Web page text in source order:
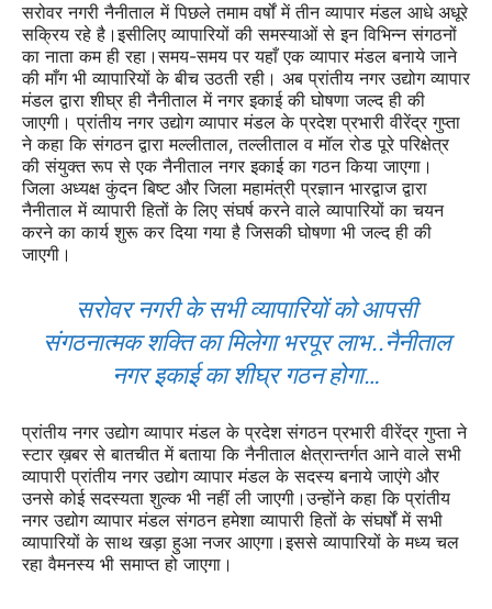
सरोवर नगरी नैनीताल में पिछले तमाम वर्षों में तीन व्यापार मंडल आधे अधूरे
सक्रिय रहे है।इसीलिए व्यापारियों की समस्याओं से इन विभिन्न संगठनों
का नाता कम ही रहा।समय-समय पर यहाँ एक व्यापार मंडल बनाये जाने
की माँग भी व्यापारियों के बीच उठती रही। अब प्रांतीय नगर उद्योग व्यापार
मंडल द्वारा शीघ्र ही नैनीताल में नगर इकाई की घोषणा जल्द ही की
जाएगी। प्रांतीय नगर उद्योग व्यापार मंडल के प्रदेश प्रभारी वीरेंद्र गुप्ता
ने कहा कि संगठन द्वारा मल्लीताल, तल्लीताल व मॉल रोड पूरे परिक्षेत्र
की संयुक्त रूप से एक नैनीताल नगर इकाई का गठन किया जाएगा।
जिला अध्यक्ष कुंदन बिष्ट और जिला महामंत्री प्रज्ञान भारद्वाज द्वारा
नैनीताल में व्यापारी हितों के लिए संघर्ष करने वाले व्यापारियों का चयन
करने का कार्य शुरू कर दिया गया है जिसकी घोषणा भी जल्द ही की
जाएगी।
सरोवर नगरी के सभी व्यापारियों को आपसी
संगठनात्मक शक्ति का मिलेगा भरपूर लाभ..नैनीताल
नगर इकाई का शीघ्र गठन होगा…
प्रांतीय नगर उद्योग व्यापार मंडल के प्रदेश संगठन प्रभारी वीरेंद्र गुप्ता ने
स्टार ख़बर से बातचीत में बताया कि नैनीताल क्षेत्रान्तर्गत आने वाले सभी
व्यापारी प्रांतीय नगर उद्योग व्यापार मंडल के सदस्य बनाये जाएंगे और
उनसे कोई सदस्यता शुल्क भी नहीं ली जाएगी।उन्होंने कहा कि प्रांतीय
नगर उद्योग व्यापार मंडल संगठन हमेशा व्यापारी हितों के संघर्षों में सभी
व्यापारियों के साथ खड़ा हुआ नजर आएगा।इससे व्यापारियों के मध्य चल
रहा वैमनस्य भी समाप्त हो जाएगा।